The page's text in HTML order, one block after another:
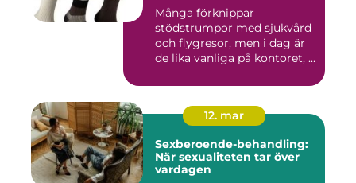
Många förknippar
stödstrumpor med sjukvård
och flygresor, men i dag är
de lika vanliga på kontoret, ...
12. mar
Sexberoende-behandling:
När sexualiteten tar över
vardagen